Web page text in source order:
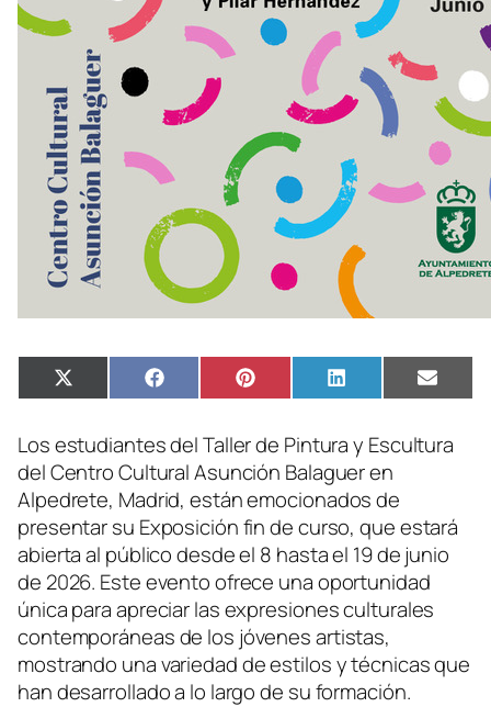
Compartir
en
X
(Twitter)
Compartir
en
FacebookCompartir
en
PinterestCompartir
en
LinkedIn
en
Email
Los estudiantes del Taller de Pintura y Escultura
del Centro Cultural Asunción Balaguer en
Alpedrete, Madrid, están emocionados de
presentar su Exposición fin de curso, que estará
abierta al público desde el 8 hasta el 19 de junio
de 2026. Este evento ofrece una oportunidad
única para apreciar las expresiones culturales
contemporáneas de los jóvenes artistas,
mostrando una variedad de estilos y técnicas que
han desarrollado a lo largo de su formación.